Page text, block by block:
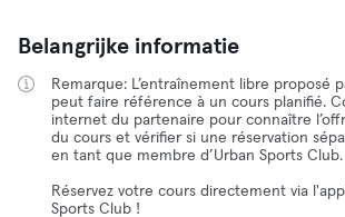
Belangrijke informatie
Remarque: L’entraînement libre proposé
peut faire référence à un cours planifié.
internet du partenaire pour connaître
du cours et vérifier si une réservation
en tant que membre d’Urban Sports Club.
Réservez votre cours directement via
Sports Club !